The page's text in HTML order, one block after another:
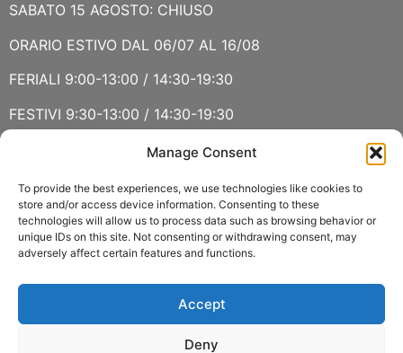
Manage Consent
To provide the best experiences, we use technologies like cookies to
store and/or access device information. Consenting to these
technologies will allow us to process data such as browsing behavior or
unique IDs on this site. Not consenting or withdrawing consent, may
adversely affect certain features and functions.
Accept
Deny
SABATO 15 AGOSTO: CHIUSO
ORARIO ESTIVO DAL 06/07 AL 16/08
FERIALI 9:00-13:00 / 14:30-19:30
FESTIVI 9:30-13:00 / 14:30-19:30
SABATO 15 AGOSTO E DOMENICA 16 AGOSTO: CHIUSO
ORARIO ESTIVO LUGLIO E AGOSTO
FERIALI 8:30-13:00 / 15:00-19:00
FESTIVI 8:30-12:30